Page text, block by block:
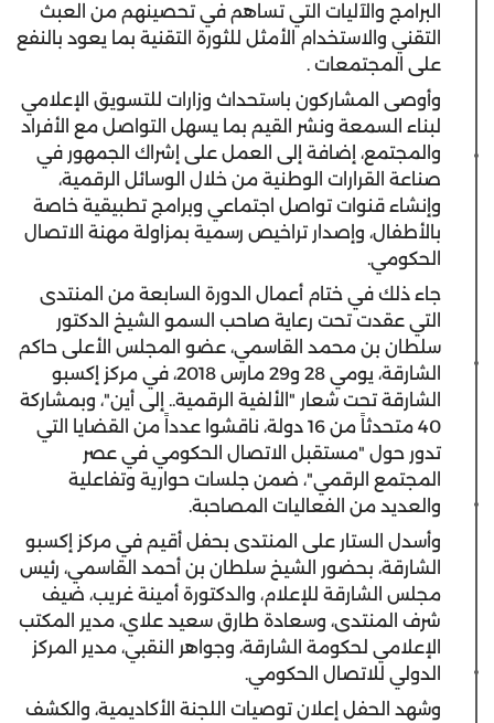
البرامج والآليات التي تساهم في تحصينهم من العبث
التقني والاستخدام الأمثل للثورة التقنية بما يعود بالنفع
على المجتمعات .
وأوصى المشاركون باستحداث وزارات للتسويق الإعلامي
لبناء السمعة ونشر القيم بما يسهل التواصل مع الأفراد
والمجتمع، إضافة إلى العمل على إشراك الجمهور في
صناعة القرارات الوطنية من خلال الوسائل الرقمية،
وإنشاء قنوات تواصل اجتماعي وبرامج تطبيقية خاصة
بالأطفال، وإصدار تراخيص رسمية بمزاولة مهنة الاتصال
الحكومي.
جاء ذلك في ختام أعمال الدورة السابعة من المنتدى
التي عقدت تحت رعاية صاحب السمو الشيخ الدكتور
سلطان بن محمد القاسمي، عضو المجلس الأعلى حاكم
الشارقة، يومي 28 و29 مارس 2018، في مركز إكسبو
الشارقة تحت شعار "الألفية الرقمية.. إلى أين"، وبمشاركة
40 متحدثاً من 16 دولة، ناقشوا عدداً من القضايا التي
تدور حول "مستقبل الاتصال الحكومي في عصر
المجتمع الرقمي"، ضمن جلسات حوارية وتفاعلية
والعديد من الفعاليات المصاحبة.
وأسدل الستار على المنتدى بحفل أقيم في مركز إكسبو
الشارقة، بحضور الشيخ سلطان بن أحمد القاسمي، رئيس
مجلس الشارقة للإعلام، والدكتورة أمينة غريب، ضيف
شرف المنتدى، وسعادة طارق سعيد علاي، مدير المكتب
الإعلامي لحكومة الشارقة، وجواهر النقبي، مدير المركز
الدولي للاتصال الحكومي.
وشهد الحفل إعلان توصيات اللجنة الأكاديمية، والكشف